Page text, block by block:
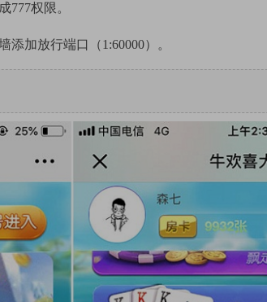
777权限。
加放行端口（1:60000）。